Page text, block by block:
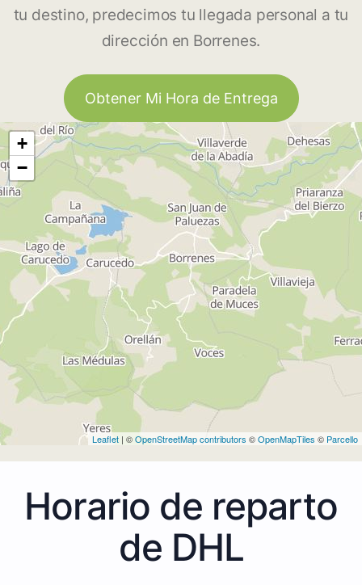
tu destino, predecimos tu llegada personal a tu
dirección en Borrenes.
Obtener Mi Hora de Entrega
+
−
Leaflet | ©OpenStreetMap contributors ©OpenMapTiles © Parcello
Horario de reparto
de DHL